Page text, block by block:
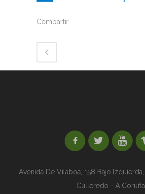
Compartir
Avenida De Vilaboa, 158 Bajo Izquierda,
Culleredo - A Coruña